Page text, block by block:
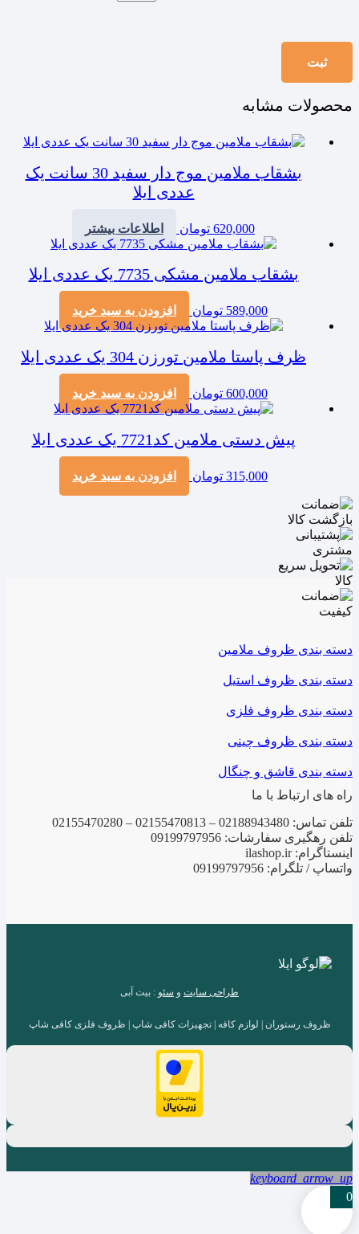
محصولات مشابه
بشقاب ملامین موج دار سفید 30 سانت یک
عددی ایلا
620,000 تومان اطلاعات بیشتر
بشقاب ملامین مشکی 7735 یک عددی ایلا
589,000 تومان افزودن به سبد خرید
ظرف پاستا ملامین تورزن 304 یک عددی ایلا
600,000 تومان افزودن به سبد خرید
پیش دستی ملامین کد7721 یک عددی ایلا
315,000 تومان افزودن به سبد خرید
دسته بندی ظروف ملامین
دسته بندی ظروف استیل
دسته بندی ظروف فلزی
دسته بندی ظروف چینی
دسته بندی قاشق و چنگال
راه های ارتباط با ما
تلفن تماس: 02188943480 – 02155470813 – 02155470280
تلفن رهگیری سفارشات: 09199797956
اینستاگرام: ilashop.ir
واتساپ / تلگرام: 09199797956
طراحی سایت و سئو : بیت آبی
ظروف رستوران | لوازم کافه | تجهیزات کافی شاپ | ظروف فلزی کافی شاپ
keyboard_arrow_up
0